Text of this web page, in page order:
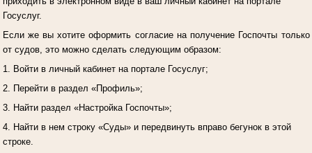
Госуслуг.
Если же вы хотите оформить согласие на получение Госпочты только
от судов, это можно сделать следующим образом:
1. Войти в личный кабинет на портале Госуслуг;
2. Перейти в раздел «Профиль»;
3. Найти раздел «Настройка Госпочты»;
4. Найти в нем строку «Суды» и передвинуть вправо бегунок в этой
строке.